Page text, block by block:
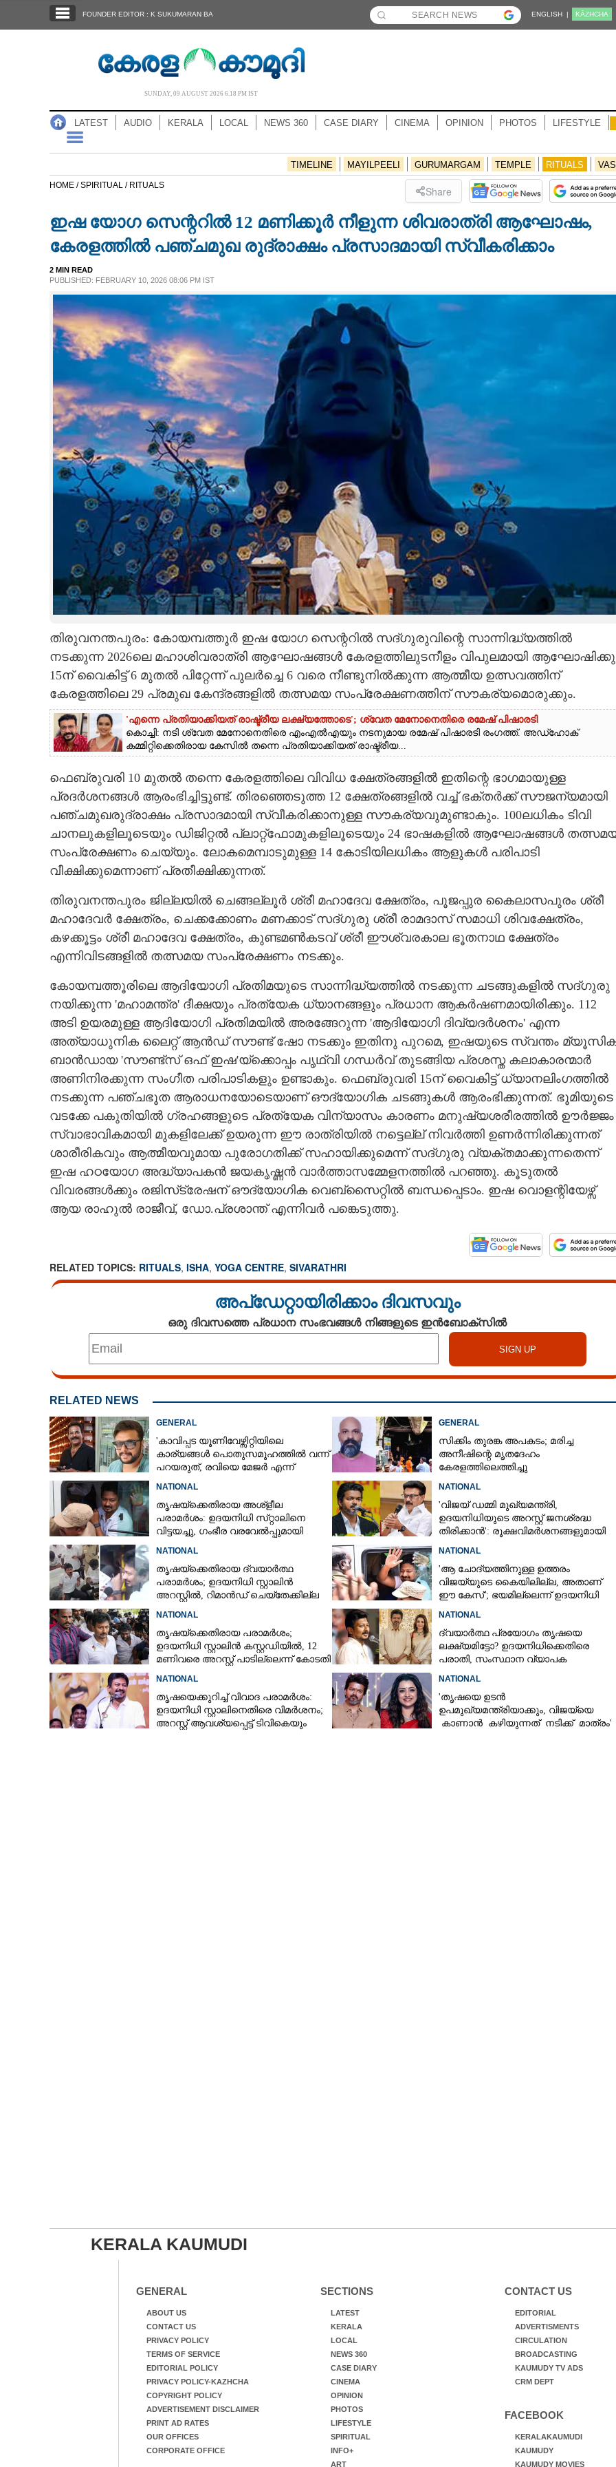
NOTIFIED NEWS
NEWS 360
CASE DIARY
LIFESTYLE
SPIRITUAL
CARTOONS
LITERATURE
CONTACT US
FOUNDER EDITOR : K SUKUMARAN BA ENGLISH | KĀZHCHA
SUNDAY, 09 AUGUST 2026 6.18 PM IST
LATEST AUDIO KERALA LOCAL NEWS 360 CASE DIARY CINEMA OPINION PHOTOS LIFESTYLE
TIMELINE MAYILPEELI GURUMARGAM TEMPLE RITUALS
HOME /SPIRITUAL / RITUALS Share
ഇഷ യോഗ സെന്ററിൽ 12 മണിക്കൂർ നീളുന്ന ശിവരാത്രി ആഘോഷം,
കേരളത്തിൽ പഞ്ചമുഖ രുദ്രാക്ഷം പ്രസാദമായി സ്വീകരിക്കാം
2 MIN READ
PUBLISHED: FEBRUARY 10, 2026 08:06 PM IST
തിരുവനന്തപുരം: കോയമ്പത്തൂർ ഇഷ യോഗ സെന്ററിൽ സദ്ഗുരുവിന്റെ സാന്നിദ്ധ്യത്തിൽ
നടക്കുന്ന 2026ലെ മഹാശിവരാത്രി ആഘോഷങ്ങൾ കേരളത്തിലുടനീളം വിപുലമായി
15ന് വൈകിട്ട് 6 മുതൽ പിറ്റേന്ന് പുലർച്ചെ 6 വരെ നീണ്ടുനിൽക്കുന്ന ആത്മീയ ഉത്സവത്തിന്
കേരളത്തിലെ 29 പ്രമുഖ കേന്ദ്രങ്ങളിൽ തത്സമയ സംപ്രേക്ഷണത്തിന് സൗകര്യമൊരുക്കും.
'എന്നെ പ്രതിയാക്കിയത് രാഷ്ട്രീയ ലക്ഷ്യത്തോടെ'; ശ്വേത മേനോനെതിരെ രമേഷ് പിഷാരടി
കൊച്ചി: നടി ശ്വേത മേനോനെതിരെ എംഎൽഎയും നടനുമായ രമേഷ് പിഷാരടി രംഗത്ത്. അഡ്‌ഹോക്
കമ്മിറ്റിക്കെതിരായ കേസിൽ തന്നെ പ്രതിയാക്കിയത് രാഷ്ട്രീയ...
ഫെബ്രുവരി 10 മുതൽ തന്നെ കേരളത്തിലെ വിവിധ ക്ഷേത്രങ്ങളിൽ ഇതിന്റെ ഭാഗമായുള്ള
പ്രദർശനങ്ങൾ ആരംഭിച്ചിട്ടുണ്ട്. തിരഞ്ഞെടുത്ത 12 ക്ഷേത്രങ്ങളിൽ വച്ച് ഭക്തർക്ക് സൗജന്യമായി
പഞ്ചമുഖരുദ്രാക്ഷം പ്രസാദമായി സ്വീകരിക്കാനുള്ള സൗകര്യവുമുണ്ടാകും. 100ലധികം ടിവി
ചാനലുകളിലൂടെയും ഡിജിറ്റൽ പ്ലാറ്റ്‌ഫോമുകളിലൂടെയും 24 ഭാഷകളിൽ ആഘോഷങ്ങൾ
സംപ്രേക്ഷണം ചെയ്യും. ലോകമെമ്പാടുമുള്ള 14 കോടിയിലധികം ആളുകൾ പരിപാടി
വീക്ഷിക്കുമെന്നാണ് പ്രതീക്ഷിക്കുന്നത്.
തിരുവനന്തപുരം ജില്ലയിൽ ചെങ്ങല്ലൂർ ശ്രീ മഹാദേവ ക്ഷേത്രം, പൂജപ്പുര കൈലാസപുരം ശ്രീ
മഹാദേവർ ക്ഷേത്രം, ചെക്കക്കോണം മണക്കാട് സദ്ഗുരു ശ്രീ രാമദാസ് സമാധി ശിവക്ഷേത്രം,
കഴക്കൂട്ടം ശ്രീ മഹാദേവ ക്ഷേത്രം, കുണ്ടമൺകടവ് ശ്രീ ഈശ്വരകാല ഭൂതനാഥ ക്ഷേത്രം
എന്നിവിടങ്ങളിൽ തത്സമയ സംപ്രേക്ഷണം നടക്കും.
കോയമ്പത്തൂരിലെ ആദിയോഗി പ്രതിമയുടെ സാന്നിദ്ധ്യത്തിൽ നടക്കുന്ന ചടങ്ങുകളിൽ സദ്ഗുരു
നയിക്കുന്ന 'മഹാമന്ത്ര' ദീക്ഷയും പ്രത്യേക ധ്യാനങ്ങളും പ്രധാന ആകർഷണമായിരിക്കും. 112
അടി ഉയരമുള്ള ആദിയോഗി പ്രതിമയിൽ അരങ്ങേറുന്ന 'ആദിയോഗി ദിവ്യദർശനം' എന്ന
അത്യാധുനിക ലൈറ്റ് ആൻഡ് സൗണ്ട് ഷോ നടക്കും ഇതിനു പുറമെ, ഇഷയുടെ സ്വന്തം
ബാൻഡായ 'സൗണ്ട്സ് ഒഫ് ഇഷ'യ്‌ക്കൊപ്പം പൃഥ്വി ഗന്ധർവ് തുടങ്ങിയ പ്രശസ്ത കലാകാരന്മാർ
അണിനിരക്കുന്ന സംഗീത പരിപാടികളും ഉണ്ടാകും. ഫെബ്രുവരി 15ന് വൈകിട്ട് ധ്യാനലിംഗത്തിൽ
നടക്കുന്ന പഞ്ചഭൂത ആരാധനയോടെയാണ് ഔദ്യോഗിക ചടങ്ങുകൾ ആരംഭിക്കുന്നത്. ഭൂമിയുടെ
വടക്കേ പകുതിയിൽ ഗ്രഹങ്ങളുടെ പ്രത്യേക വിന്യാസം കാരണം മനുഷ്യശരീരത്തിൽ ഊർജ്ജം
സ്വാഭാവികമായി മുകളിലേക്ക് ഉയരുന്ന ഈ രാത്രിയിൽ നട്ടെല്ല് നിവർത്തി ഉണർന്നിരിക്കുന്നത്
ശാരീരികവും ആത്മീയവുമായ പുരോഗതിക്ക് സഹായിക്കുമെന്ന് സദ്ഗുരു വ്യക്തമാക്കുന്നതെന്ന്
ഇഷ ഹഠയോഗ അദ്ധ്യാപകൻ ജയകൃഷ്ണൻ വാർത്താസമ്മേളനത്തിൽ പറഞ്ഞു. കൂടുതൽ
വിവരങ്ങൾക്കും രജിസ്‌ട്രേഷന് ഔദ്യോഗിക വെബ്‌സൈറ്റിൽ ബന്ധപ്പെടാം. ഇഷ വൊളന്റിയേഴ്സ്
ആയ രാഹുൽ രാജീവ്, ഡോ.പ്രശാന്ത് എന്നിവർ പങ്കെടുത്തു.
RELATED TOPICS: RITUALS, ISHA, YOGA CENTRE, SIVARATHRI
അപ്ഡേറ്റായിരിക്കാം ദിവസവും
ഒരു ദിവസത്തെ പ്രധാന സംഭവങ്ങൾ നിങ്ങളുടെ ഇൻബോക്സിൽ
RELATED NEWS
GENERAL
'കാവിപ്പട യൂണിവേഴ്സിറ്റിയിലെ
കാര്യങ്ങൾ പൊതുസമൂഹത്തിൽ വന്ന്
പറയരുത്, രവിയെ മേജർ എന്ന്
GENERAL
സിക്കിം തുരങ്ക അപകടം; മരിച്ച
അനീഷിന്റെ മൃതദേഹം
കേരളത്തിലെത്തിച്ചു
NATIONAL
തൃഷയ്‌ക്കെതിരായ അശ്‌ളീല
പരാമർശം: ഉദയനിധി സ്‌റ്റാലിനെ
വിട്ടയച്ചു, ഗംഭീര വരവേൽപ്പുമായി
NATIONAL
'വിജയ് ഡമ്മി മുഖ്യമന്ത്രി,
ഉദയനിധിയുടെ അറസ്റ്റ് ജനശ്രദ്ധ
തിരിക്കാൻ': രൂക്ഷവിമർശനങ്ങളുമായി
NATIONAL
തൃഷയ്ക്കെതിരായ ദ്വയാർത്ഥ
പരാമർശം; ഉദയനിധി സ്റ്റാലിൻ
അറസ്റ്റിൽ, റിമാൻഡ് ചെയ്തേക്കില്ല
NATIONAL
'ആ ചോദ്യത്തിനുള്ള ഉത്തരം
വിജയ്‌യുടെ കൈയിലില്ല, അതാണ്
ഈ കേസ്'; ഭയമില്ലെന്ന് ഉദയനിധി
NATIONAL
തൃഷയ്ക്കെതിരായ പരാമർശം;
ഉദയനിധി സ്റ്റാലിൻ കസ്റ്റഡിയിൽ, 12
മണിവരെ അറസ്റ്റ് പാടില്ലെന്ന് കോടതി
NATIONAL
ദ്വയാർത്ഥ പ്രയോഗം തൃഷയെ
ലക്ഷ്യമിട്ടോ? ഉദയനിധിക്കെതിരെ
പരാതി, സംസ്ഥാന വ്യാപക
NATIONAL
തൃഷയെക്കുറിച്ച് വിവാദ പരാമർശം:
ഉദയനിധി സ്റ്റാലിനെതിരെ വിമർശനം;
അറസ്റ്റ് ആവശ്യപ്പെട്ട് ടിവികെയും
NATIONAL
'തൃഷയെ ഉടൻ
ഉപമുഖ്യമന്ത്രിയാക്കും,​ വിജയ്‌യെ
കാണാൻ കഴിയുന്നത് നടിക്ക് മാത്രം'
KERALA KAUMUDI
GENERAL
ABOUT US
CONTACT US
PRIVACY POLICY
TERMS OF SERVICE
EDITORIAL POLICY
PRIVACY POLICY-KAZHCHA
COPYRIGHT POLICY
ADVERTISEMENT DISCLAIMER
PRINT AD RATES
OUR OFFICES
CORPORATE OFFICE
SECTIONS
LATEST
KERALA
LOCAL
NEWS 360
CASE DIARY
CINEMA
OPINION
PHOTOS
LIFESTYLE
SPIRITUAL
INFO+
ART
CONTACT US
EDITORIAL
ADVERTISMENTS
CIRCULATION
BROADCASTING
KAUMUDY TV ADS
CRM DEPT
FACEBOOK
KERALAKAUMUDI
KAUMUDY
KAUMUDY MOVIES
ഇഷ യോഗ സെന്ററിൽ 12 മണിക്കൂർ
നീളുന്ന ശിവരാത്രി ആഘോഷം,
കേരളത്തിൽ പഞ്ചമുഖ രുദ്രാക്ഷം
പ്രസാദമായി സ്വീകരിക്കാം
Share this link